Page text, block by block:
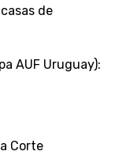
de
AUF Uruguay):
Corte